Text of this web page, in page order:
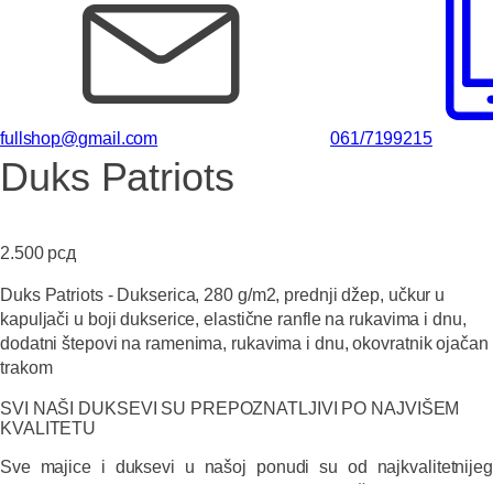
fullshop@gmail.com 061/7199215
Duks Patriots
2.500 рсд
Duks Patriots - Dukserica, 280 g/m2, prednji džep, učkur u
kapuljači u boji dukserice, elastične ranfle na rukavima i dnu,
dodatni štepovi na ramenima, rukavima i dnu, okovratnik ojačan
trakom
SVI NAŠI DUKSEVI SU PREPOZNATLJIVI PO NAJVIŠEM
KVALITETU
Sve majice i duksevi u našoj ponudi su od najkvalitetnijeg